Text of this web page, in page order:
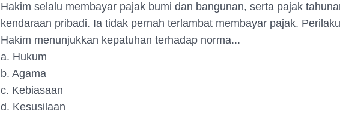
Hakim selalu membayar pajak bumi dan bangunan, serta pajak
kendaraan pribadi. Ia tidak pernah terlambat membayar pajak.
Hakim menunjukkan kepatuhan terhadap norma...
a. Hukum
b. Agama
c. Kebiasaan
d. Kesusilaan